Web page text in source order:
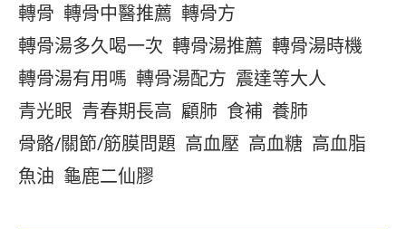
轉骨 轉骨中醫推薦 轉骨方
轉骨湯多久喝一次 轉骨湯推薦 轉骨湯時機
轉骨湯有用嗎 轉骨湯配方 震達等大人
青光眼 青春期長高 顧肺 食補 養肺
骨骼/關節/筋膜問題 高血壓 高血糖 高血脂
魚油 龜鹿二仙膠